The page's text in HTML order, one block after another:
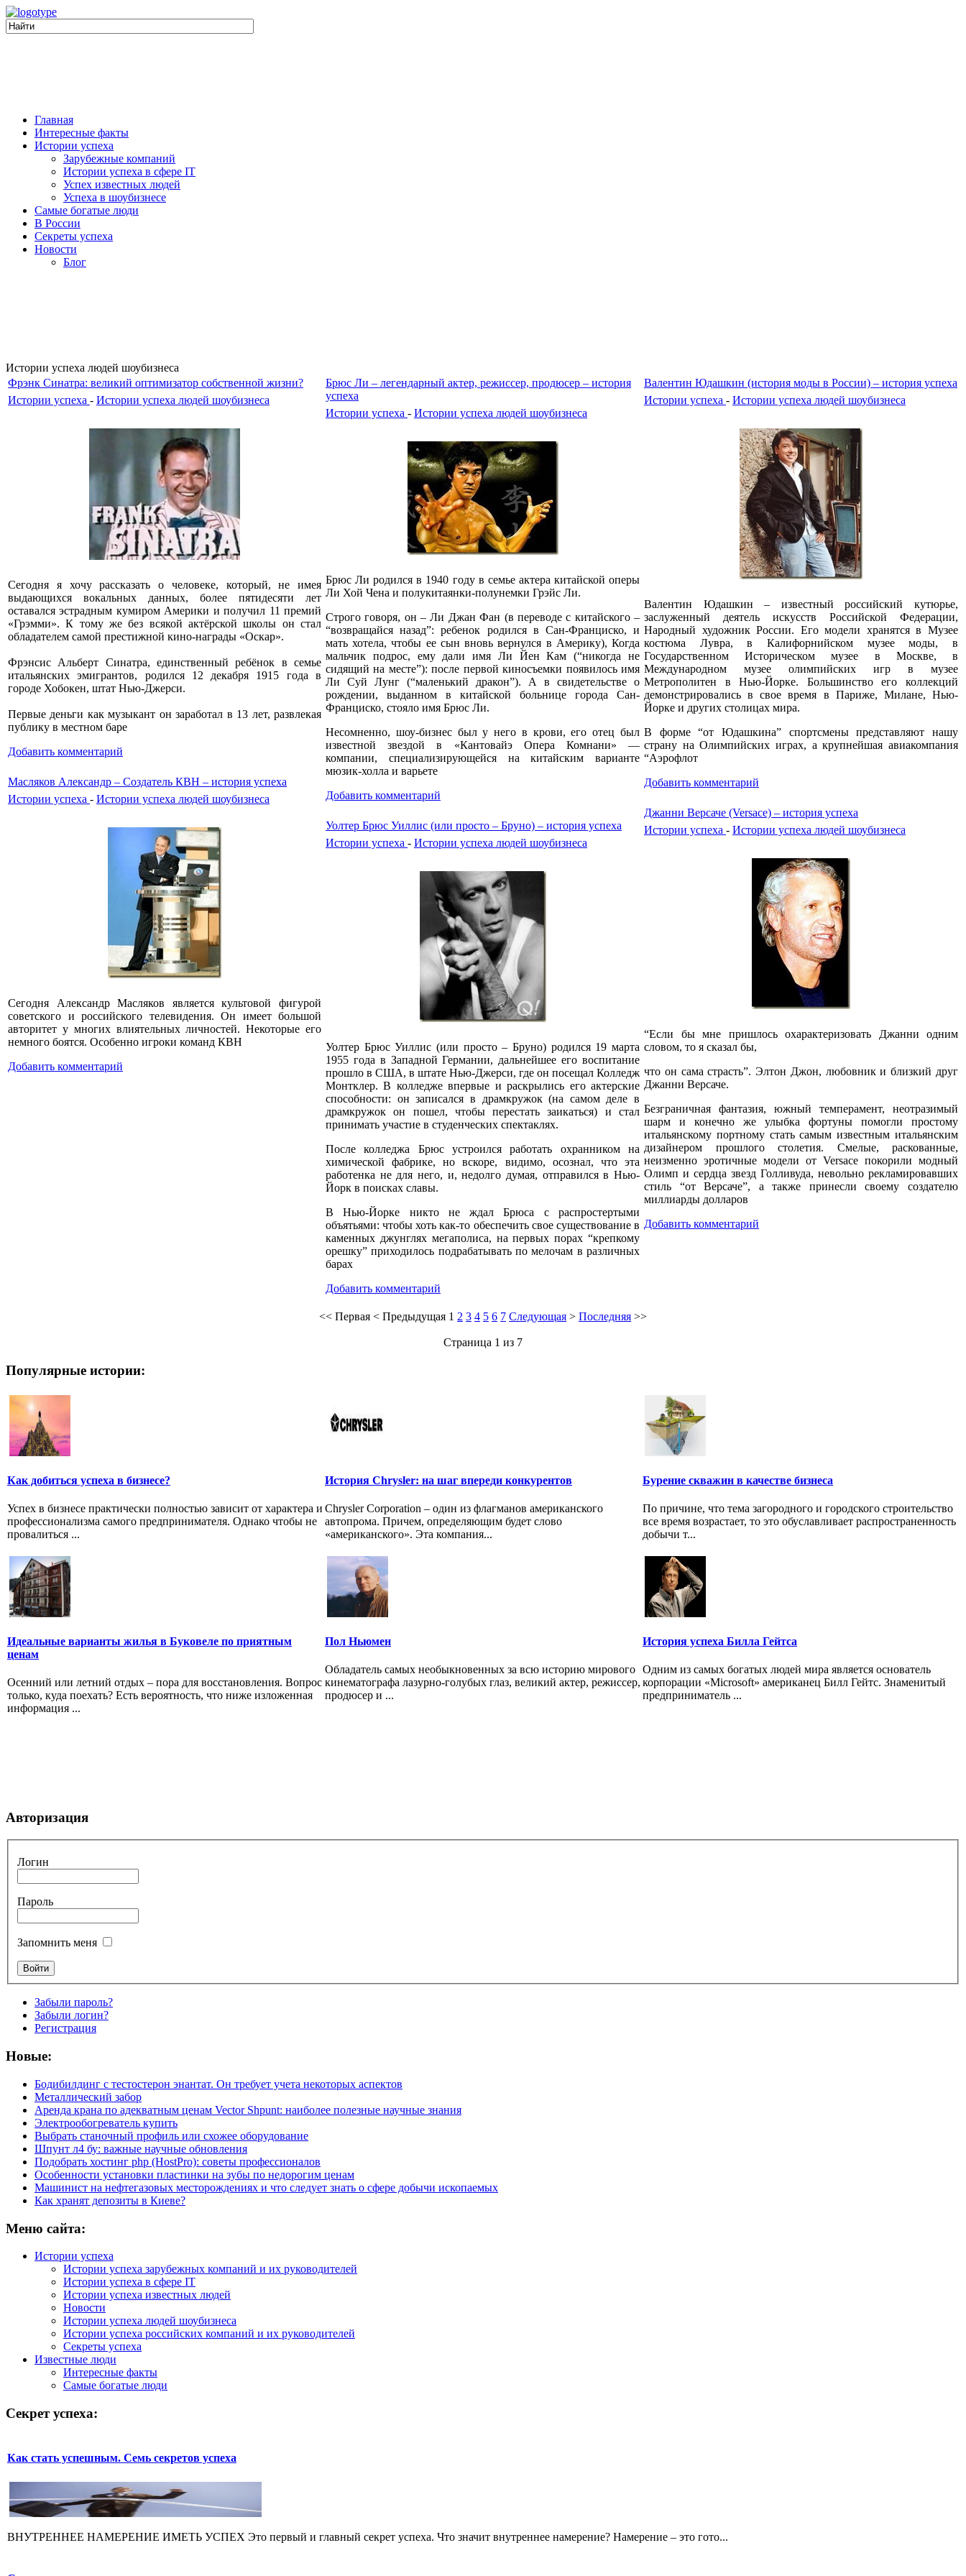
Главная
Интересные факты
Истории успеха
Зарубежные компаний
Истории успеха в сфере IT
Успех известных людей
Успеха в шоубизнесе
Самые богатые люди
В России
Секреты успеха
Новости
Блог
Истории успеха людей шоубизнеса
Фрэнк Синатра: великий оптимизатор собственной жизни?
Истории успеха - Истории успеха людей шоубизнеса
Сегодня я хочу рассказать о человеке, который, не имея
выдающихся вокальных данных, более пятидесяти лет
оставался эстрадным кумиром Америки и получил 11 премий
«Грэмми». К тому же без всякой актёрской школы он стал
обладателем самой престижной кино-награды «Оскар».
Фрэнсис Альберт Синатра, единственный ребёнок в семье
итальянских эмигрантов, родился 12 декабря 1915 года в
городе Хобокен, штат Нью-Джерси.
Первые деньги как музыкант он заработал в 13 лет, развлекая
публику в местном баре
Добавить комментарий
Масляков Александр – Создатель КВН – история успеха
Истории успеха - Истории успеха людей шоубизнеса
Сегодня Александр Масляков является культовой фигурой
советского и российского телевидения. Он имеет большой
авторитет у многих влиятельных личностей. Некоторые его
немного боятся. Особенно игроки команд КВН
Добавить комментарий
Брюс Ли – легендарный актер, режиссер, продюсер – история
успеха
Истории успеха - Истории успеха людей шоубизнеса
Брюс Ли родился в 1940 году в семье актера китайской оперы
Ли Хой Чена и полукитаянки-полунемки Грэйс Ли.
Строго говоря, он – Ли Джан Фан (в переводе с китайского –
“возвращайся назад”: ребенок родился в Сан-Франциско, и
мать хотела, чтобы ее сын вновь вернулся в Америку), Когда
мальчик подрос, ему дали имя Ли Йен Кам (“никогда не
сидящий на месте”): после первой киносъемки появилось имя
Ли Суй Лунг (“маленький дракон”). А в свидетельстве о
рождении, выданном в китайской больнице города Сан-
Франциско, стояло имя Брюс Ли.
Несомненно, шоу-бизнес был у него в крови, его отец был
известной звездой в «Кантовайэ Опера Комнани» —
компании, специализирующейся на китайским варианте
мюзик-холла и варьете
Добавить комментарий
Уолтер Брюс Уиллис (или просто – Бруно) – история успеха
Истории успеха - Истории успеха людей шоубизнеса
Уолтер Брюс Уиллис (или просто – Бруно) родился 19 марта
1955 года в Западной Германии, дальнейшее его воспитание
прошло в США, в штате Нью-Джерси, где он посещал Колледж
Монтклер. В колледже впервые и раскрылись его актерские
способности: он записался в драмкружок (на самом деле в
драмкружок он пошел, чтобы перестать заикаться) и стал
принимать участие в студенческих спектаклях.
После колледжа Брюс устроился работать охранником на
химической фабрике, но вскоре, видимо, осознал, что эта
работенка не для него, и, недолго думая, отправился в Нью-
Йорк в поисках славы.
В Нью-Йорке никто не ждал Брюса с распростертыми
объятьями: чтобы хоть как-то обеспечить свое существование в
каменных джунглях мегаполиса, на первых порах “крепкому
орешку” приходилось подрабатывать по мелочам в различных
барах
Добавить комментарий
Валентин Юдашкин (история моды в России) – история успеха
Истории успеха - Истории успеха людей шоубизнеса
Валентин Юдашкин – известный российский кутюрье,
заслуженный деятель искусств Российской Федерации,
Народный художник России. Его модели хранятся в Музее
костюма Лувра, в Калифорнийском музее моды, в
Государственном Историческом музее в Москве, в
Международном музее олимпийских игр в музее
Метрополитен в Нью-Йорке. Большинство его коллекций
демонстрировались в свое время в Париже, Милане, Нью-
Йорке и других столицах мира.
В форме “от Юдашкина” спортсмены представляют нашу
страну на Олимпийских играх, а крупнейшая авиакомпания
“Аэрофлот
Добавить комментарий
Джанни Версаче (Versace) – история успеха
Истории успеха - Истории успеха людей шоубизнеса
“Если бы мне пришлось охарактеризовать Джанни одним
словом, то я сказал бы,
что он сама страсть”. Элтон Джон, любовник и близкий друг
Джанни Версаче.
Безграничная фантазия, южный темперамент, неотразимый
шарм и конечно же улыбка фортуны помогли простому
итальянскому портному стать самым известным итальянским
дизайнером прошлого столетия. Смелые, раскованные,
неизменно эротичные модели от Versace покорили модный
Олимп и сердца звезд Голливуда, невольно рекламировавших
стиль “от Версаче”, а также принесли своему создателю
миллиарды долларов
Добавить комментарий
<< Первая < Предыдущая 1 2 3 4 5 6 7 Следующая > Последняя >>
Страница 1 из 7
Популярные истории:
Как добиться успеха в бизнесе?
Успех в бизнесе практически полностью зависит от характера и
профессионализма самого предпринимателя. Однако чтобы не
провалиться ...
История Chrysler: на шаг впереди конкурентов
Chrysler Corporation – один из флагманов американского
автопрома. Причем, определяющим будет слово
«американского». Эта компания...
Бурение скважин в качестве бизнеса
По причине, что тема загородного и городского строительство
все время возрастает, то это обуславливает распространенность
добычи т...
Идеальные варианты жилья в Буковеле по приятным
ценам
Осенний или летний отдых – пора для восстановления. Вопрос
только, куда поехать? Есть вероятность, что ниже изложенная
информация ...
Пол Ньюмен
Обладатель самых необыкновенных за всю историю мирового
кинематографа лазурно-голубых глаз, великий актер, режиссер,
продюсер и ...
История успеха Билла Гейтса
Одним из самых богатых людей мира является основатель
корпорации «Microsoft» американец Билл Гейтс. Знаменитый
предприниматель ...
Авторизация
Логин
Пароль
Запомнить меня
Забыли пароль?
Забыли логин?
Регистрация
Новые:
Бодибилдинг с тестостерон энантат. Он требует учета некоторых аспектов
Металлический забор
Аренда крана по адекватным ценам Vector Shpunt: наиболее полезные научные знания
Электрообогреватель купить
Выбрать станочный профиль или схожее оборудование
Шпунт л4 бу: важные научные обновления
Подобрать хостинг php (HostPro): советы профессионалов
Особенности установки пластинки на зубы по недорогим ценам
Машинист на нефтегазовых месторождениях и что следует знать о сфере добычи ископаемых
Как хранят депозиты в Киеве?
Меню сайта:
Истории успеха
Истории успеха зарубежных компаний и их руководителей
Истории успеха в сфере IT
Истории успеха известных людей
Новости
Истории успеха людей шоубизнеса
Истории успеха российских компаний и их руководителей
Секреты успеха
Известные люди
Интересные факты
Самые богатые люди
Секрет успеха:
Как стать успешным. Семь секретов успеха
ВНУТРЕННЕЕ НАМЕРЕНИЕ ИМЕТЬ УСПЕХ Это первый и главный секрет успеха. Что значит внутреннее намерение? Намерение – это гото...